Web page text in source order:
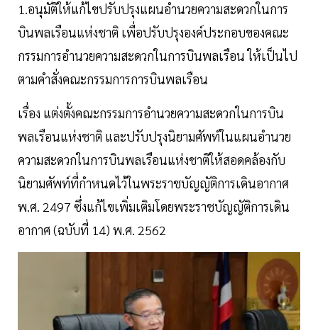
1.อนุมัติให้แก้ไขปรับปรุงแผนอำนวยความสะดวกในการ
บินพลเรือนแห่งชาติ เพื่อปรับปรุงองค์ประกอบของคณะ
กรรมการอำนวยความสะดวกในการบินพลเรือน ให้เป็นไป
ตามคำสั่งคณะกรรมการการบินพลเรือน
เรื่อง แต่งตั้งคณะกรรมการอำนวยความสะดวกในการบิน
พลเรือนแห่งชาติ และปรับปรุงนิยามศัพท์ในแผนอำนวย
ความสะดวกในการบินพลเรือนแห่งชาติให้สอดคล้องกับ
นิยามศัพท์ที่กำหนดไว้ในพระราชบัญญัติการเดินอากาศ
พ.ศ. 2497 ซึ่งแก้ไขเพิ่มเติมโดยพระราชบัญญัติการเดิน
อากาศ (ฉบับที่ 14) พ.ศ. 2562